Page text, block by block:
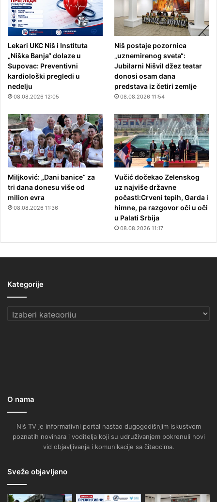
Lekari UKC Niš i Instituta
„Niška Banja“ dolaze u
Supovac: Preventivni
kardiološki pregledi u
nedelju
08.08.2026 12:05
Niš postaje pozornica
„uznemirenog sveta“:
Jubilarni Nišvil džez teatar
donosi osam dana
predstava iz četiri zemlje
08.08.2026 11:54
Miljković: „Dani banice“ za
tri dana donesu više od
milion evra
08.08.2026 11:36
Vučić dočekao Zelenskog
uz najviše državne
počasti:Crveni tepih, Garda i
himne, pa razgovor oči u oči
u Palati Srbija
08.08.2026 11:17
Kategorije
Kategorije
O nama
Niš TV je informativni portal nastao dugogodišnjim iskustvom
poznatih novinara i voditelja koji su udruživanjem pokrenuli novi
vid objavljivanja i komunikacije sa čitaocima.
Sveže objavljeno